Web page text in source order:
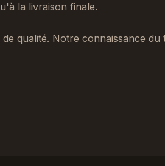
la livraison finale.
qualité. Notre connaissance du